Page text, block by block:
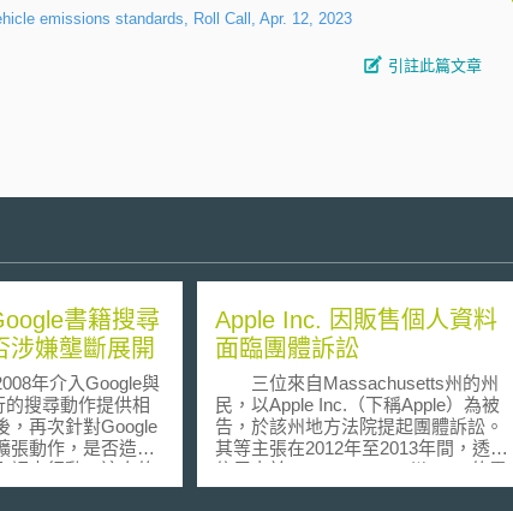
emissions standards, Roll Call, Apr. 12, 2023
引註此篇文章
書籍搜尋
涉嫌壟斷展開
年介入Google與
搜尋動作提供相
，再次針對Google
張動作，是否造成
調查行動，這次的
籍作者與出版商之
Apple Inc. 因販售個人資料
面臨團體訴訟
三位來自Massachusetts州的州
民，以Apple Inc.（下稱Apple）為被
告，於該州地方法院提起團體訴訟。
其等主張在2012年至2013年間，透過
信用卡於Massachusetts州Apple的零
售商店購買該公司相關商品時，Apple